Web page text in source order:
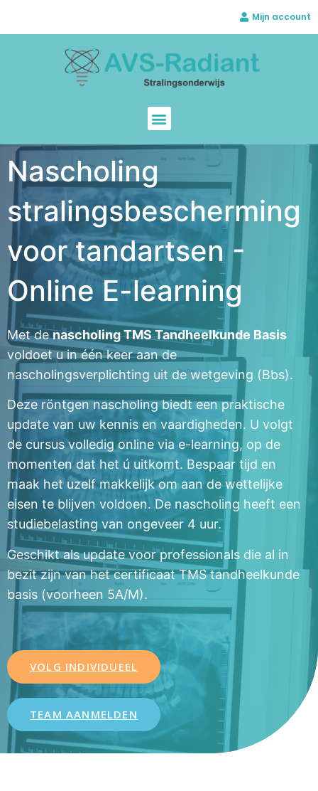
Mijn account
Nascholing
stralingsbescherming
voor tandartsen -
Online E-learning
Met denascholing TMS Tandheelkunde Basis
voldoet u in één keer aan de
nascholingsverplichting uit de wetgeving (Bbs).
Deze röntgen nascholing biedt een praktische
update van uw kennis en vaardigheden. U volgt
de cursus volledig online via e-learning, op de
momenten dat het ú uitkomt. Bespaar tijd en
maak het uzelf makkelijk om aan de wettelijke
eisen te blijven voldoen. De nascholing heeft een
studiebelasting van ongeveer 4 uur.
Geschikt als update voor professionals die al in
bezit zijn van het certificaat TMS tandheelkunde
basis (voorheen 5A/M).
VOLG INDIVIDUEEL
TEAM AANMELDEN